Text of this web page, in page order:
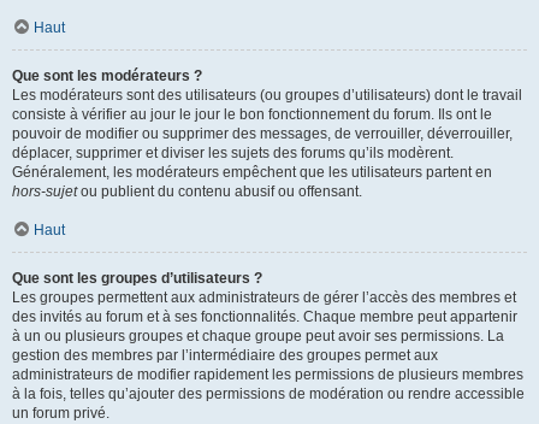
Haut
Que sont les modérateurs ?
Les modérateurs sont des utilisateurs (ou groupes d’utilisateurs) dont le travail
consiste à vérifier au jour le jour le bon fonctionnement du forum. Ils ont le
pouvoir de modifier ou supprimer des messages, de verrouiller, déverrouiller,
déplacer, supprimer et diviser les sujets des forums qu’ils modèrent.
Généralement, les modérateurs empêchent que les utilisateurs partent en
hors-sujetou publient du contenu abusif ou offensant.
Haut
Que sont les groupes d’utilisateurs ?
Les groupes permettent aux administrateurs de gérer l’accès des membres et
des invités au forum et à ses fonctionnalités. Chaque membre peut appartenir
à un ou plusieurs groupes et chaque groupe peut avoir ses permissions. La
gestion des membres par l’intermédiaire des groupes permet aux
administrateurs de modifier rapidement les permissions de plusieurs membres
à la fois, telles qu’ajouter des permissions de modération ou rendre accessible
un forum privé.